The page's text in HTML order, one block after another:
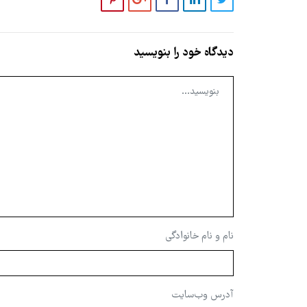
دیدگاه خود را بنویسید
نام و نام خانوادگی
آدرس وب‌سایت